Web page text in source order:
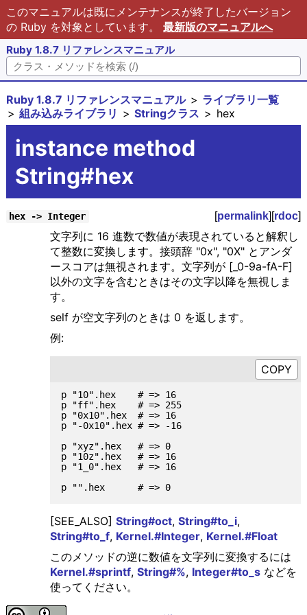
このマニュアルは既にメンテナンスが終了したバージョン
の Ruby を対象としています。 最新版のマニュアルへ
Ruby 1.8.7 リファレンスマニュアル
Ruby 1.8.7 リファレンスマニュアル
ライブラリ一覧
組み込みライブラリ
Stringクラス hex
instance method
String#hex
hex -> Integer [permalink][rdoc]
文字列に 16 進数で数値が表現されていると解釈し
て整数に変換します。接頭辞 "0x", "0X" とアンダ
ースコアは無視されます。文字列が [_0-9a-fA-F]
以外の文字を含むときはその文字以降を無視しま
す。
self が空文字列のときは 0 を返します。
例:
p "10".hex    # => 16
p "ff".hex    # => 255
p "0x10".hex  # => 16
p "-0x10".hex # => -16
p "xyz".hex   # => 0
p "10z".hex   # => 16
p "1_0".hex   # => 16
p "".hex      # => 0
[SEE_ALSO] String#oct, String#to_i,
String#to_f, Kernel.#Integer, Kernel.#Float
このメソッドの逆に数値を文字列に変換するには
Kernel.#sprintf, String#%, Integer#to_sなどを
使ってください。